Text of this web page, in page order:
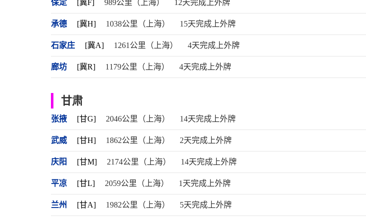
保定 [冀F] 989公里（上海） 12天完成上外牌
承德 [冀H] 1038公里（上海） 15天完成上外牌
石家庄 [冀A] 1261公里（上海） 4天完成上外牌
廊坊 [冀R] 1179公里（上海） 4天完成上外牌
甘肃
张掖 [甘G] 2046公里（上海） 14天完成上外牌
武威 [甘H] 1862公里（上海） 2天完成上外牌
庆阳 [甘M] 2174公里（上海） 14天完成上外牌
平凉 [甘L] 2059公里（上海） 1天完成上外牌
兰州 [甘A] 1982公里（上海） 5天完成上外牌